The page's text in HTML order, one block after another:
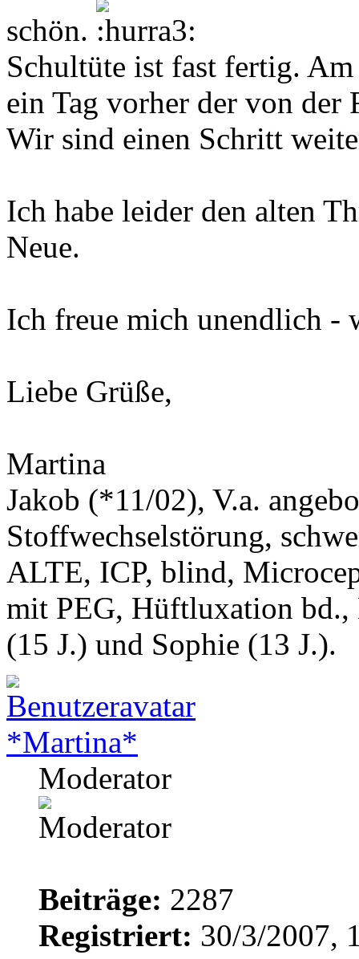
schön.
Schultüte ist fast fertig.
ein Tag vorher der von der
Wir sind einen Schritt
Ich habe leider den alten
Neue.
Ich freue mich unendlich -
Liebe Grüße,
Martina
Jakob (*11/02), V.a.
Stoffwechselstörung,
ALTE, ICP, blind,
mit PEG, Hüftluxation bd.,
(15 J.) und Sophie (13 J.).
*Martina*
Moderator
Beiträge: 2287
Registriert: 30/3/2007,